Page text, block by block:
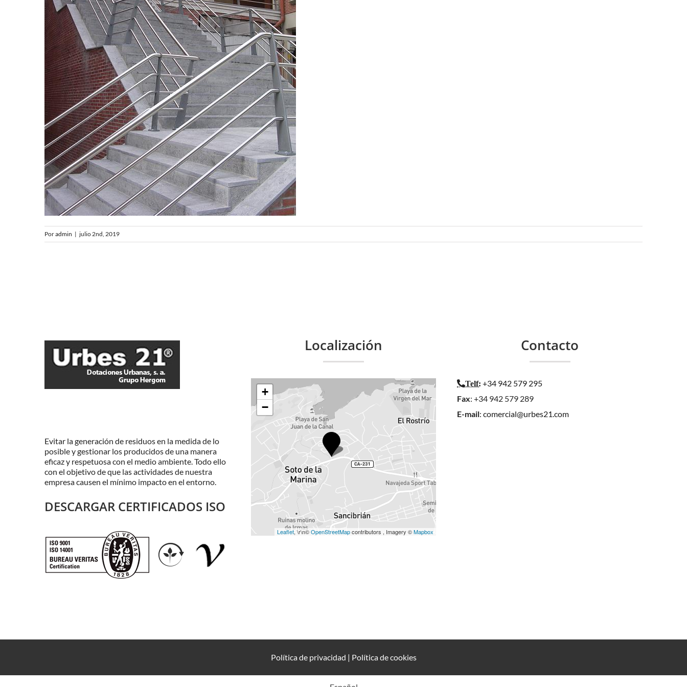
Poradmin | julio 2nd, 2019
Evitar la generación de residuos en la medida de lo
posible y gestionar los producidos de una manera
eficaz y respetuosa con el medio ambiente. Todo ello
con el objetivo de que las actividades de nuestra
empresa causen el mínimo impacto en el entorno.
DESCARGAR CERTIFICADOS ISO
Localización
+
−
Leaflet, \r\n©OpenStreetMapcontributors , Imagery ©Mapbox
Contacto
Telf: +34 942 579 295
Fax: +34 942 579 289
E-mail:comercial@urbes21.com
Política de privacidad | Política de cookies